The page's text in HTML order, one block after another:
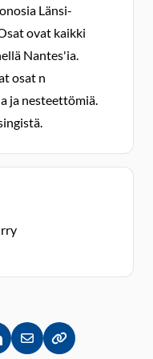
Länsi-
ovat kaikki
Nantes'ia.
osat n
ja nesteettömiä.
LinkedInissä
Jaa sähköpostitse
Kopioi linkki